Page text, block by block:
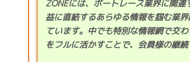
ZONEには、ボートレース業界に関
益に直結するあらゆる情報を掴む業
ています。中でも特別な情報網で交
をフルに活かすことで、会員様の継